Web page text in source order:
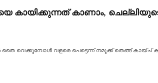
കായിക്കുന്നത് കാണാം,
തൈ വെക്കുമ്പോൾ വളരെ പെട്ടെന്ന് നമുക്ക് തെങ്ങ് കായ്ച്